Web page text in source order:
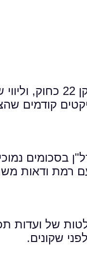
חשוב לבדוק שלושה דברים עיקריים: שקיפות
קודמים
בסכומים
רמת ודאות
של ועדות
שקונים.